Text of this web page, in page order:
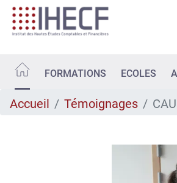
Aller
contenu
FORMATIONS ECOLES
Accueil Témoignages